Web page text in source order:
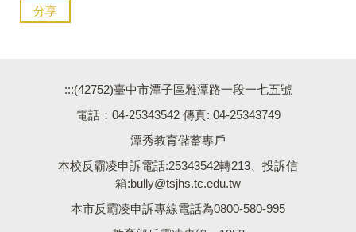
分享
:::(42752)臺中市潭子區雅潭路一段一七五號
電話：04-25343542 傳真: 04-25343749
潭秀教育儲蓄專戶
本校反霸凌申訴電話:25343542轉213、投訴信
箱:bully@tsjhs.tc.edu.tw
本市反霸凌申訴專線電話為0800-580-995